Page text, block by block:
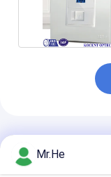
Mr.He